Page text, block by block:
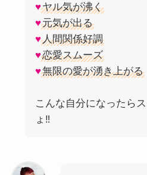
♥ヤル気が沸く
♥元気が出る
♥人間関係好調
♥恋愛スムーズ
♥無限の愛が湧き上がる
こんな自分になったら
ょ‼